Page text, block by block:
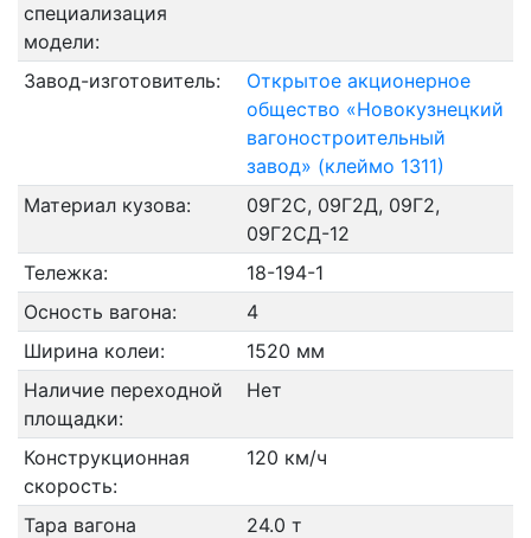
специализация
модели:
Завод-изготовитель:
Открытое акционерное
общество «Новокузнецкий
вагоностроительный
завод» (клеймо 1311)
Материал кузова:
09Г2С, 09Г2Д, 09Г2,
09Г2СД-12
Тележка:
18-194-1
Осность вагона:
4
Ширина колеи:
1520 мм
Наличие переходной
площадки:
Нет
Конструкционная
скорость:
120 км/ч
Тара вагона
24.0 т